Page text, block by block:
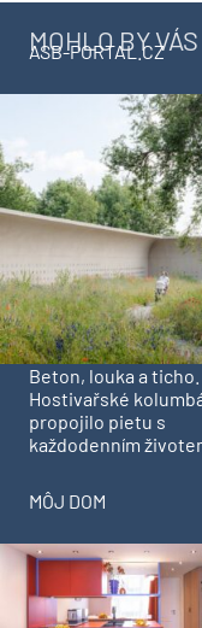
MOHLO BY
ASB-PORTAL.CZ
Beton, louka a ticho.
Hostivařské
propojilo pietu s
každodenním
MÔJ DOM